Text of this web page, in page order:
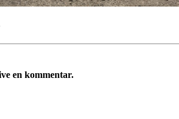
en kommentar.